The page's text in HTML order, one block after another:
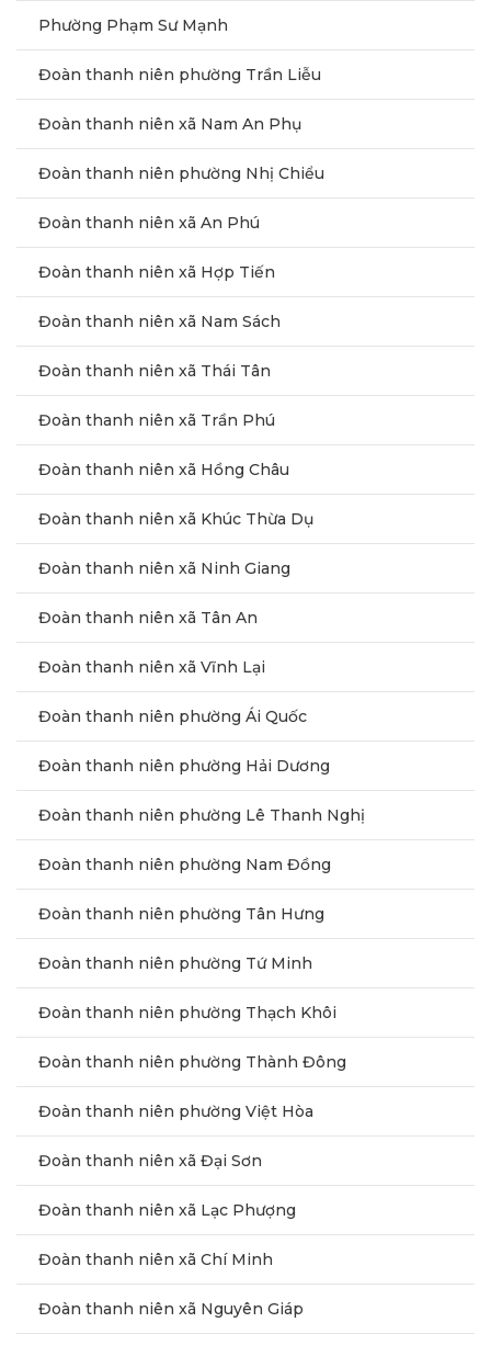
Phường Phạm Sư Mạnh
Đoàn thanh niên phường Trần Liễu
Đoàn thanh niên xã Nam An Phụ
Đoàn thanh niên phường Nhị Chiểu
Đoàn thanh niên xã An Phú
Đoàn thanh niên xã Hợp Tiến
Đoàn thanh niên xã Nam Sách
Đoàn thanh niên xã Thái Tân
Đoàn thanh niên xã Trần Phú
Đoàn thanh niên xã Hồng Châu
Đoàn thanh niên xã Khúc Thừa Dụ
Đoàn thanh niên xã Ninh Giang
Đoàn thanh niên xã Tân An
Đoàn thanh niên xã Vĩnh Lại
Đoàn thanh niên phường Ái Quốc
Đoàn thanh niên phường Hải Dương
Đoàn thanh niên phường Lê Thanh Nghị
Đoàn thanh niên phường Nam Đồng
Đoàn thanh niên phường Tân Hưng
Đoàn thanh niên phường Tứ Minh
Đoàn thanh niên phường Thạch Khôi
Đoàn thanh niên phường Thành Đông
Đoàn thanh niên phường Việt Hòa
Đoàn thanh niên xã Đại Sơn
Đoàn thanh niên xã Lạc Phượng
Đoàn thanh niên xã Chí Minh
Đoàn thanh niên xã Nguyên Giáp